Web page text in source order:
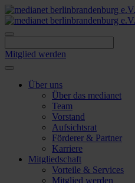
Skip
to
content
Mitglied werden
Über uns
Über das medianet
Team
Vorstand
Aufsichtsrat
Förderer & Partner
Karriere
Mitgliedschaft
Vorteile & Services
Mitglied werden